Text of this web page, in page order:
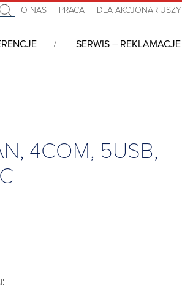
O NAS PRACA DLA AKCJONARIUSZY
SERWIS – REKLAMACJE
4COM, 5USB,